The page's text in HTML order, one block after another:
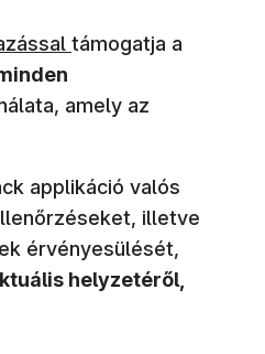
támogatja a
amely az
applikáció valós
illetve
érvényesülését,
helyzetéről,